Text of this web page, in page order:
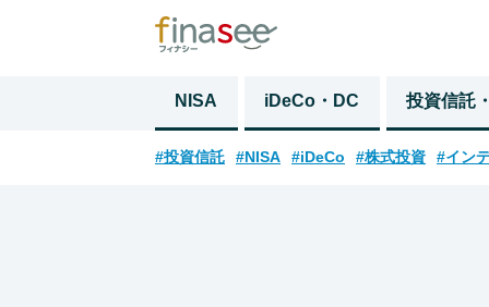
NISA iDeCo・DC 投資信託
#投資信託 #NISA #iDeCo #株式投資 #イン